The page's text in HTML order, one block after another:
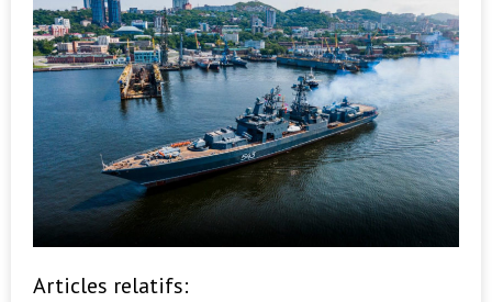
Articles relatifs: